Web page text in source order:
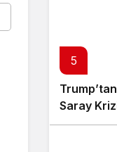
5
Saray